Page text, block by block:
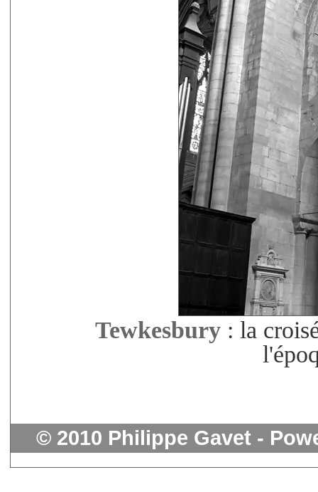
Tewkesbury: la
© 2010 Philippe Gavet -